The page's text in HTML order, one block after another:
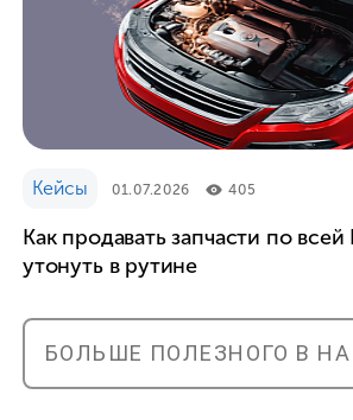
Кейсы 01.07.2026 405
Как продавать запчасти по
утонуть в рутине
БОЛЬШЕ ПОЛЕЗНОГО В